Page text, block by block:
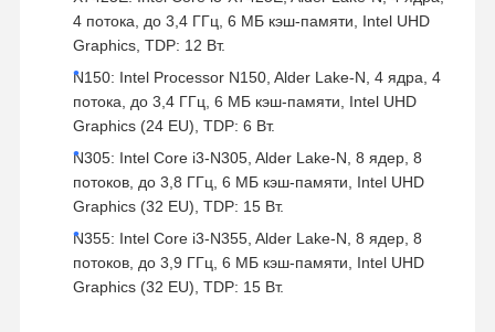
4 потока, до 3,4 ГГц, 6 МБ кэш-памяти, Intel UHD
Graphics, TDP: 12 Вт.
N150: Intel Processor N150, Alder Lake-N, 4 ядра, 4
потока, до 3,4 ГГц, 6 МБ кэш-памяти, Intel UHD
Graphics (24 EU), TDP: 6 Вт.
N305: Intel Core i3-N305, Alder Lake-N, 8 ядер, 8
потоков, до 3,8 ГГц, 6 МБ кэш-памяти, Intel UHD
Graphics (32 EU), TDP: 15 Вт.
N355: Intel Core i3-N355, Alder Lake-N, 8 ядер, 8
потоков, до 3,9 ГГц, 6 МБ кэш-памяти, Intel UHD
Graphics (32 EU), TDP: 15 Вт.